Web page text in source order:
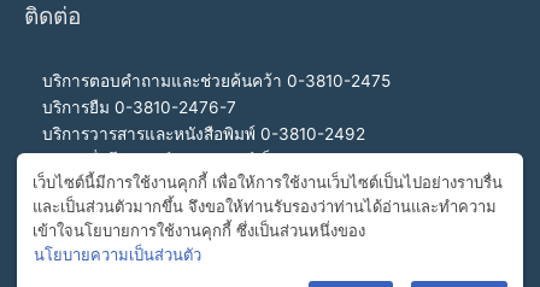
ติดต่อ
บริการตอบคำถามและช่วยค้นคว้า 0-3810-2475
บริการยืม 0-3810-2476-7
บริการวารสารและหนังสือพิมพ์ 0-3810-2492
สำนักงานผู้อำนวยการ 0-3810-2460, 0-3810-2465
สายด่วนผู้อำนวยการ 092-989-2993
อีเมล buulibrary@buu.ac.th
เว็บไซต์นี้มีการใช้งานคุกกี้ เพื่อให้การใช้งานเว็บไซต์เป็นไปอย่างราบรื่น
และเป็นส่วนตัวมากขึ้น จึงขอให้ท่านรับรองว่าท่านได้อ่านและทำความ
เข้าใจนโยบายการใช้งานคุกกี้ ซึ่งเป็นส่วนหนึ่งของ
นโยบายความเป็นส่วนตัว